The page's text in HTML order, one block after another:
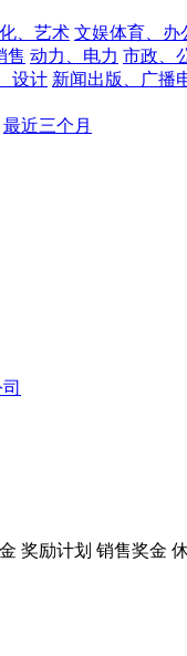
、艺术 文娱体育、办
售 动力、电力 市政、
设计 新闻出版、广播
最近三个月
奖励计划 销售奖金